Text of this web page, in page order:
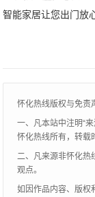
怀化热线版权与免责
一、凡本站中注明“
怀化热线所有，转载
二、凡来源非怀化热
观点。
如因作品内容、版权